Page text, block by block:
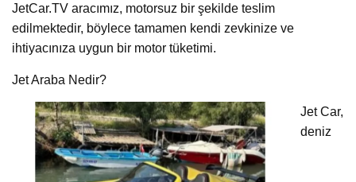
JetCar.TV aracımız, motorsuz bir şekilde teslim
edilmektedir, böylece tamamen kendi zevkinize ve
ihtiyacınıza uygun bir motor tüketimi.
Jet Araba Nedir?
Jet Car,
deniz